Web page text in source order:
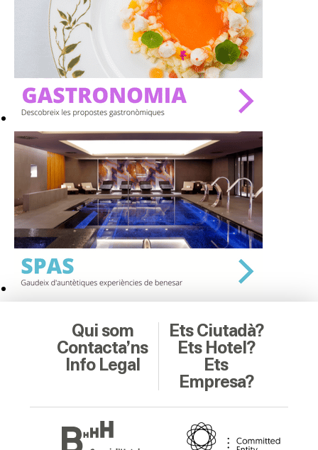
Activitats
On?
Qui som
Contacta’ns
Info Legal
Ets Ciutadà?
Ets Hotel?
Ets
Empresa?